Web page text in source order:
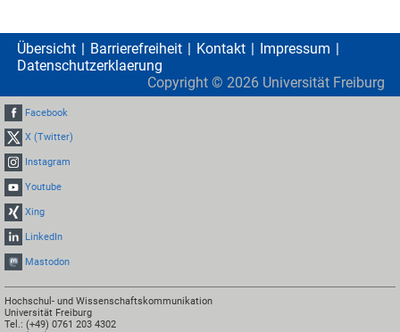
Übersicht Barrierefreiheit Kontakt
Impressum
Datenschutzerklaerung
Copyright © 2026 Universität Freiburg
Facebook
X (Twitter)
Instagram
Youtube
Xing
LinkedIn
Mastodon
Hochschul- und Wissenschaftskommunikation
Universität Freiburg
Tel.: (+49) 0761 203 4302